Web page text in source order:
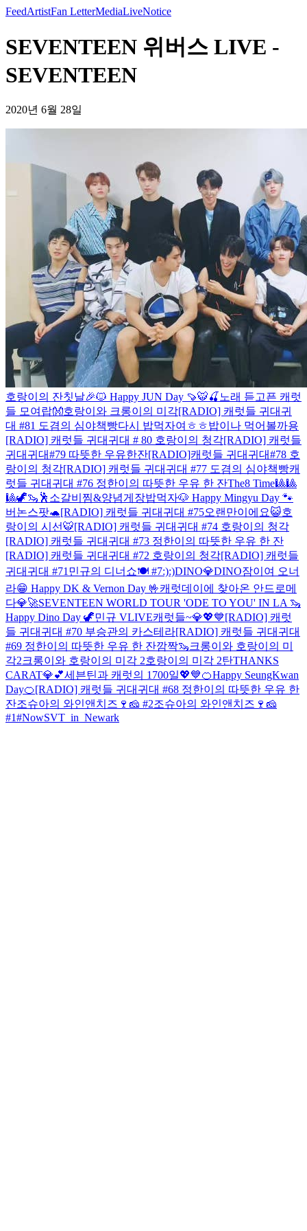
FeedArtistFan LetterMediaLiveNotice
SEVENTEEN 위버스 LIVE -
SEVENTEEN
2020년 6월 28일
호랑이의 잔칫날🎉🐱 Happy JUN Day 🍠🐯🍒 노래 듣고픈 캐럿
들 모여랍👐호랑이와 크롱이의 미각[RADIO] 캐럿들 귀대귀
대 #81 도겸의 심야책빵다시 밥먹자여ㅎㅎ밥이나 먹어볼까용
[RADIO] 캐럿들 귀대귀대 # 80 호랑이의 청각[RADIO] 캐럿들
귀대귀대#79 따뜻한 우유한잔[RADIO]캐럿들 귀대귀대#78 호
랑이의 청각[RADIO] 캐럿들 귀대귀대 #77 도겸의 심야책빵캐
럿들 귀대귀대 #76 정한이의 따뜻한 우유 한 잔The8 Time🎱🎱
🎱🦖🦦🕺 소갈비찜&양념게장밥먹자🐶 Happy Mingyu Day 🐾
버논스팟🐢[RADIO] 캐럿들 귀대귀대 #75오랜만이에요😺호
랑이의 시선🐯[RADIO] 캐럿들 귀대귀대 #74 호랑이의 청각
[RADIO] 캐럿들 귀대귀대 #73 정한이의 따뜻한 우유 한 잔
[RADIO] 캐럿들 귀대귀대 #72 호랑이의 청각[RADIO] 캐럿들
귀대귀대 #71 민규의 디너쇼🍽 #7:):)DINO💎DINO잠이여 오너
라😁 Happy DK & Vernon Day 🤟캐럿데이에 찾아온 안드로메
다💎🚀SEVENTEEN WORLD TOUR 'ODE TO YOU' IN LA 🦦
Happy Dino Day 🦖민규 VLIVE캐럿들~💎💖💙[RADIO] 캐럿
들 귀대귀대 #70 부승관의 카스테라[RADIO] 캐럿들 귀대귀대
#69 정한이의 따뜻한 우유 한 잔깜짝🦦크롱이와 호랑이의 미
각2크롱이와 호랑이의 미각 2호랑이의 미각 2탄THANKS
CARAT💎💕세븐틴과 캐럿의 1700일💖💙🍊Happy SeungKwan
Day🍊[RADIO] 캐럿들 귀대귀대 #68 정한이의 따뜻한 우유 한
잔조슈아의 와인앤치즈🍷🧀 #2조슈아의 와인앤치즈🍷🧀
#1#NowSVT_in_Newark